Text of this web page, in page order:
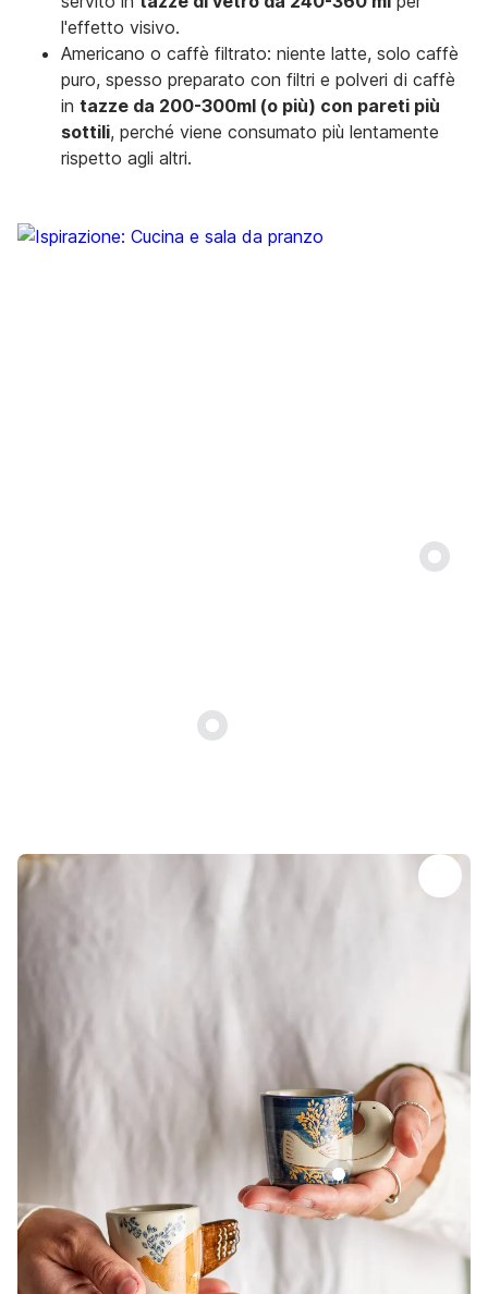
l'effetto visivo.
Americano o caffè filtrato: niente latte, solo caffè
puro, spesso preparato con filtri e polveri di caffè
in tazze da 200-300ml (o più) con pareti più
sottili, perché viene consumato più lentamente
rispetto agli altri.